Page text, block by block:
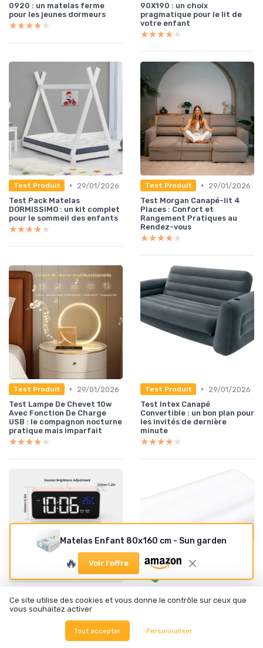
0920 : un matelas ferme
pour les jeunes dormeurs
★★★★★
★★★★★
90X190 : un choix
pragmatique pour le lit de
votre enfant
★★★★★
★★★★★
Test Produit •
29/01/2026
Test Pack Matelas
DORMISSIMO : un kit complet
pour le sommeil des enfants
★★★★★
★★★★★
Test Produit •
29/01/2026
Test Morgan Canapé-lit 4
Places : Confort et
Rangement Pratiques au
Rendez-vous
★★★★★
★★★★★
Test Produit •
29/01/2026
Test Lampe De Chevet 10w
Avec Fonction De Charge
USB : le compagnon nocturne
pratique mais imparfait
★★★★★
★★★★★
Test Produit •
29/01/2026
Test Intex Canapé
Convertible : un bon plan pour
les invités de dernière
minute
★★★★★
★★★★★
Test HOMVILLA Réveil
pour vos matins
★★★★★
★★★★★
Matelas Enfant 80x160 cm - Sun garden
🔥 Voir l'offre
Ce site utilise des cookies et vous donne le contrôle sur ceux que
vous souhaitez activer
Tout accepter Personnaliser